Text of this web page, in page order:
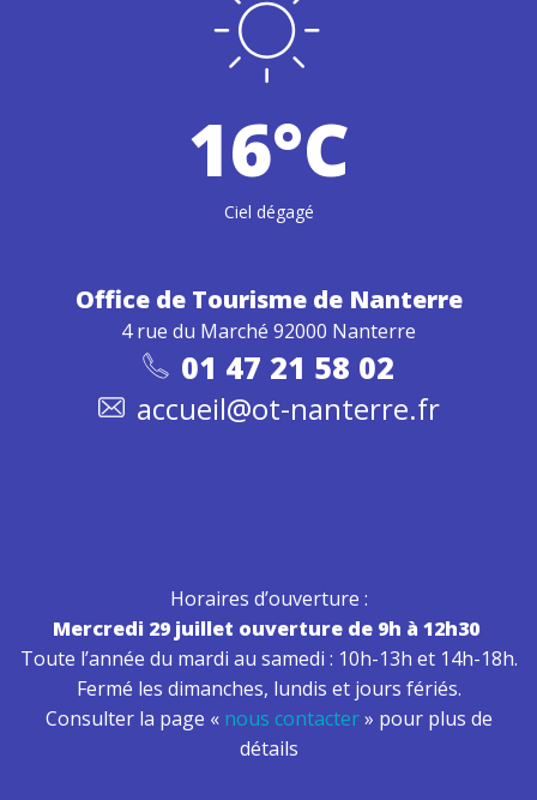
16°C
Ciel dégagé
Office de Tourisme de Nanterre
4 rue du Marché 92000 Nanterre
01 47 21 58 02
accueil@ot-nanterre.fr
Horaires d’ouverture :
Mercredi 29 juillet ouverture de 9h à 12h30
Toute l’année du mardi au samedi : 10h-13h et 14h-18h.
Fermé les dimanches, lundis et jours fériés.
Consulter la page « nous contacter» pour plus de
détails